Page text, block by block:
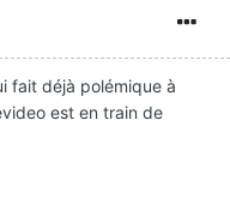
fait déjà polémique à
est en train de